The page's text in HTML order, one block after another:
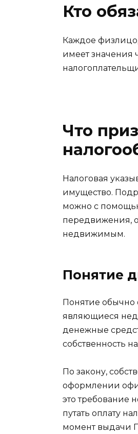
Кто
Каждое
имеет значения
Что
Налоговая
имущество.
можно с
передвижения,
недвижимым.
Понятие
Понятие обычно
являющиеся
денежные
собственность
По закону,
оформлении
это требование
путать оплату
момент выдачи